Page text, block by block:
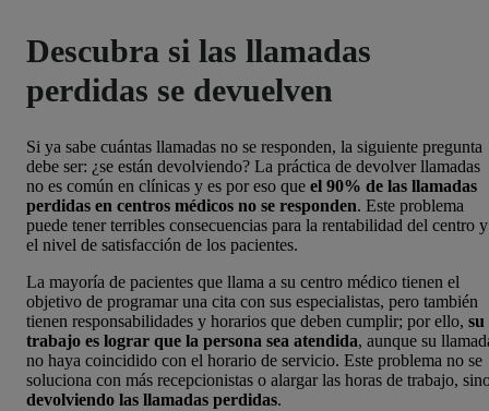
Descubra si las llamadas
perdidas se devuelven
Si ya sabe cuántas llamadas no se responden, la siguiente pregunta
debe ser: ¿se están devolviendo? La práctica de devolver llamadas
no es común en clínicas y es por eso que el 90% de las llamadas
perdidas en centros médicos no se responden. Este problema
puede tener terribles consecuencias para la rentabilidad del centro y
el nivel de satisfacción de los pacientes.
La mayoría de pacientes que llama a su centro médico tienen el
objetivo de programar una cita con sus especialistas, pero también
tienen responsabilidades y horarios que deben cumplir; por ello, su
trabajo es lograr que la persona sea atendida, aunque su
no haya coincidido con el horario de servicio. Este problema no se
soluciona con más recepcionistas o alargar las horas de trabajo,
devolviendo las llamadas perdidas.